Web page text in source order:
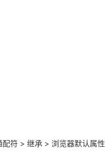
符 > 继承 > 浏览器默认属性